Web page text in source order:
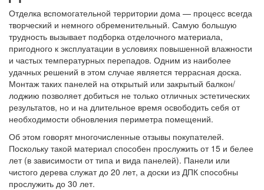
Отделка вспомогательной территории дома — процесс всегда
творческий и немного обременительный. Самую большую
трудность вызывает подборка отделочного материала,
пригодного к эксплуатации в условиях повышенной влажности
и частых температурных перепадов. Одним из наиболее
удачных решений в этом случае является террасная доска.
Монтаж таких панелей на открытый или закрытый балкон/
лоджию позволяет добиться не только отличных эстетических
результатов, но и на длительное время освободить себя от
необходимости обновления периметра помещений.
Об этом говорят многочисленные отзывы покупателей.
Поскольку такой материал способен прослужить от 15 и белее
лет (в зависимости от типа и вида панелей). Панели или
чистого дерева служат до 20 лет, а доски из ДПК способны
прослужить до 30 лет.